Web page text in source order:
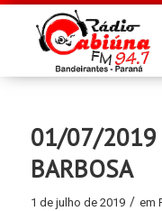
01/07/2019
BARBOSA
1 de julho de 2019 / em